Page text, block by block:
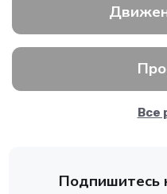
Все
Подпишитесь